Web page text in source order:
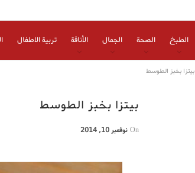
الطبخ الصحة الجمال الأناقة تربية الاطفال
بيتزا بخبز الطوسط
بيتزا بخبز الطوسط
On نوفمبر 10, 2014